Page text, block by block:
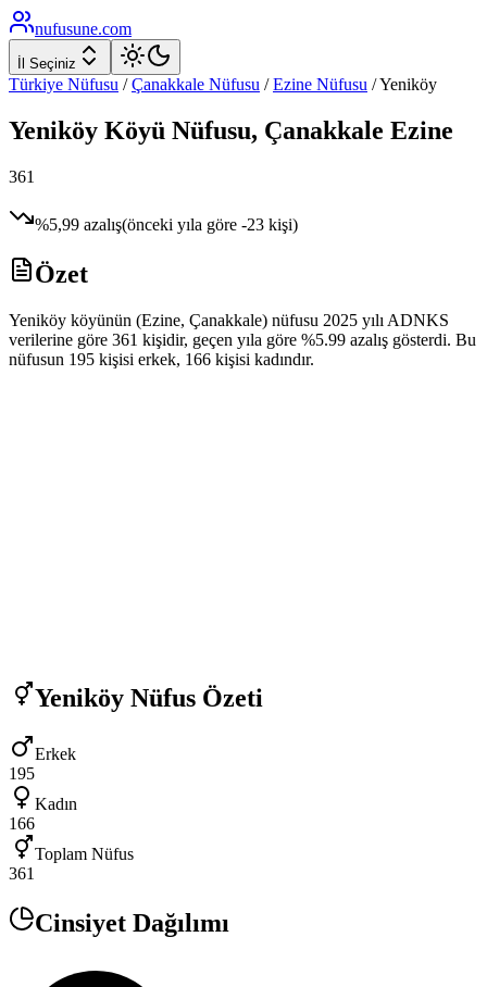
nufusune.com
İl Seçiniz
Türkiye Nüfusu / Çanakkale Nüfusu / Ezine Nüfusu /Yeniköy
Yeniköy Köyü Nüfusu, Çanakkale Ezine
361
%5,99 azalış(önceki yıla göre -23 kişi)
Özet
Yeniköy köyünün (Ezine, Çanakkale) nüfusu 2025 yılı ADNKS
verilerine göre 361 kişidir, geçen yıla göre %5.99 azalış gösterdi. Bu
nüfusun 195 kişisi erkek, 166 kişisi kadındır.
Yeniköy Nüfus Özeti
Erkek
195
Kadın
166
Toplam Nüfus
361
Cinsiyet Dağılımı